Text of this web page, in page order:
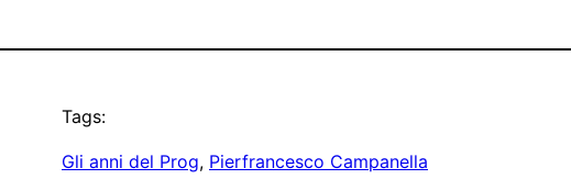
Tags:
Gli anni del Prog, Pierfrancesco Campanella